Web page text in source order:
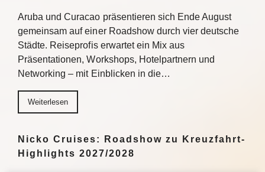
Aruba und Curacao präsentieren sich Ende August
gemeinsam auf einer Roadshow durch vier deutsche
Städte. Reiseprofis erwartet ein Mix aus
Präsentationen, Workshops, Hotelpartnern und
Networking – mit Einblicken in die…
Weiterlesen
Nicko Cruises: Roadshow zu Kreuzfahrt-
Highlights 2027/2028